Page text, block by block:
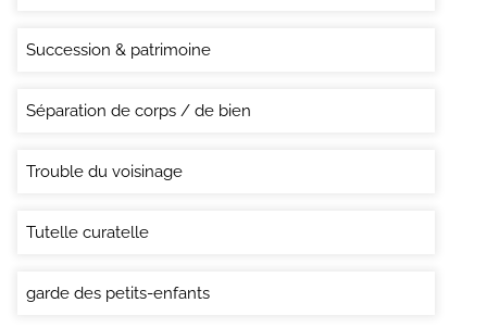
Succession & patrimoine
Séparation de corps / de bien
Trouble du voisinage
Tutelle curatelle
garde des petits-enfants